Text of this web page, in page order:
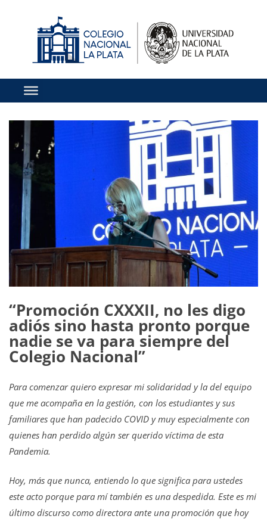
“Promoción CXXXII, no les digo
adiós sino hasta pronto porque
nadie se va para siempre del
Colegio Nacional”
Para comenzar quiero expresar mi solidaridad y la del equipo
que me acompaña en la gestión, con los estudiantes y sus
familiares que han padecido COVID y muy especialmente con
quienes han perdido algún ser querido víctima de esta
Pandemia.
Hoy, más que nunca, entiendo lo que significa para ustedes
este acto porque para mí también es una despedida. Este es mi
último discurso como directora ante una promoción que hoy